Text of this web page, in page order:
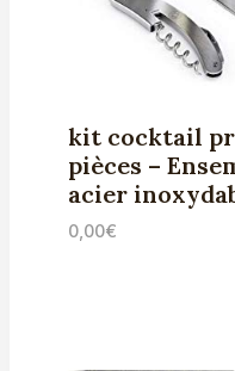
kit cocktail
pièces –
acier
0,00€